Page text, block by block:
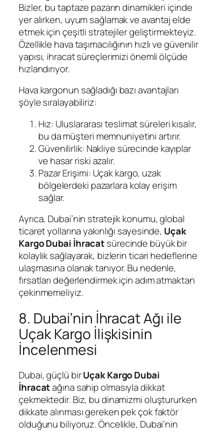
Bizler, bu taptaze pazarın dinamikleri içinde
yer alırken, uyum sağlamak ve avantaj elde
etmek için çeşitli stratejiler geliştirmekteyiz.
Özellikle hava taşımacılığının hızlı ve güvenilir
yapısı, ihracat süreçlerimizi önemli ölçüde
hızlandırıyor.
Hava kargonun sağladığı bazı avantajları
şöyle sıralayabiliriz:
Hız: Uluslararası teslimat süreleri kısalır,
bu da müşteri memnuniyetini artırır.
Güvenilirlik: Nakliye sürecinde kayıplar
ve hasar riski azalır.
Pazar Erişimi: Uçak kargo, uzak
bölgelerdeki pazarlara kolay erişim
sağlar.
Ayrıca, Dubai’nin stratejik konumu, global
ticaret yollarına yakınlığı sayesinde, Uçak
Kargo Dubai İhracatsürecinde büyük bir
kolaylık sağlayarak, bizlerin ticari hedeflerine
ulaşmasına olanak tanıyor. Bu nedenle,
fırsatları değerlendirmek için adım atmaktan
çekinmemeliyiz.
8. Dubai’nin İhracat Ağı ile
Uçak Kargo İlişkisinin
İncelenmesi
Dubai, güçlü birUçak Kargo Dubai
İhracatağına sahip olmasıyla dikkat
çekmektedir. Biz, bu dinamizmi oluştururken
dikkate alınması gereken pek çok faktör
olduğunu biliyoruz. Öncelikle, Dubai’nin